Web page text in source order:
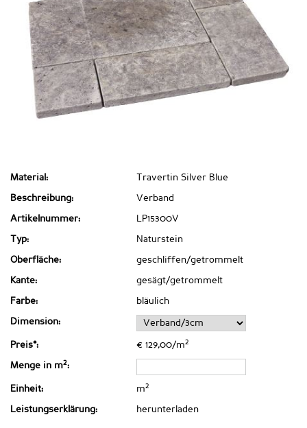
Material: Travertin Silver Blue
Beschreibung: Verband
Artikelnummer: LP15300V
Typ: Naturstein
Oberfläche: geschliffen/getrommelt
Kante: gesägt/getrommelt
Farbe: bläulich
Dimension:
Preis*: € 129,00/m2
Menge in m2:
Einheit: m2
Leistungserklärung: herunterladen